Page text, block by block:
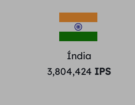
Índia
3,804,424 IPS